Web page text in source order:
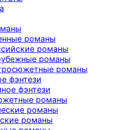
романы
романы
романы
романы
фэнтези
фэнтези
романы
романы
романы